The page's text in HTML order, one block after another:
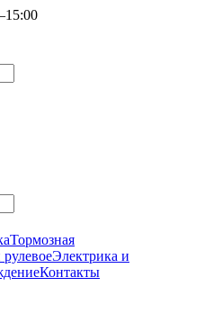
Тормозная
Электрика и
Контакты